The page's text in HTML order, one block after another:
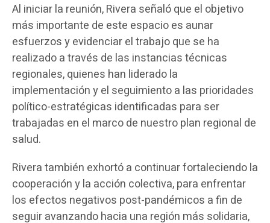
Al iniciar la reunión, Rivera señaló que el objetivo
más importante de este espacio es aunar
esfuerzos y evidenciar el trabajo que se ha
realizado a través de las instancias técnicas
regionales, quienes han liderado la
implementación y el seguimiento a las prioridades
político-estratégicas identificadas para ser
trabajadas en el marco de nuestro plan regional de
salud.
Rivera también exhortó a continuar fortaleciendo la
cooperación y la acción colectiva, para enfrentar
los efectos negativos post-pandémicos a fin de
seguir avanzando hacia una región más solidaria,